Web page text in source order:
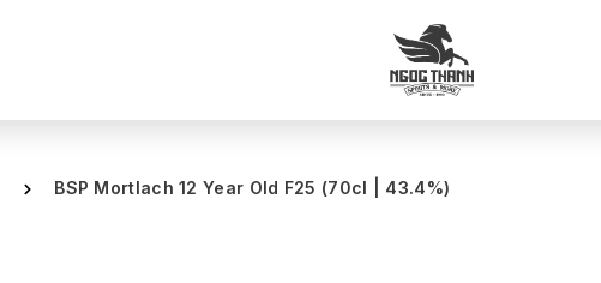
BSP Mortlach 12 Year Old F25 (70cl | 43.4%)